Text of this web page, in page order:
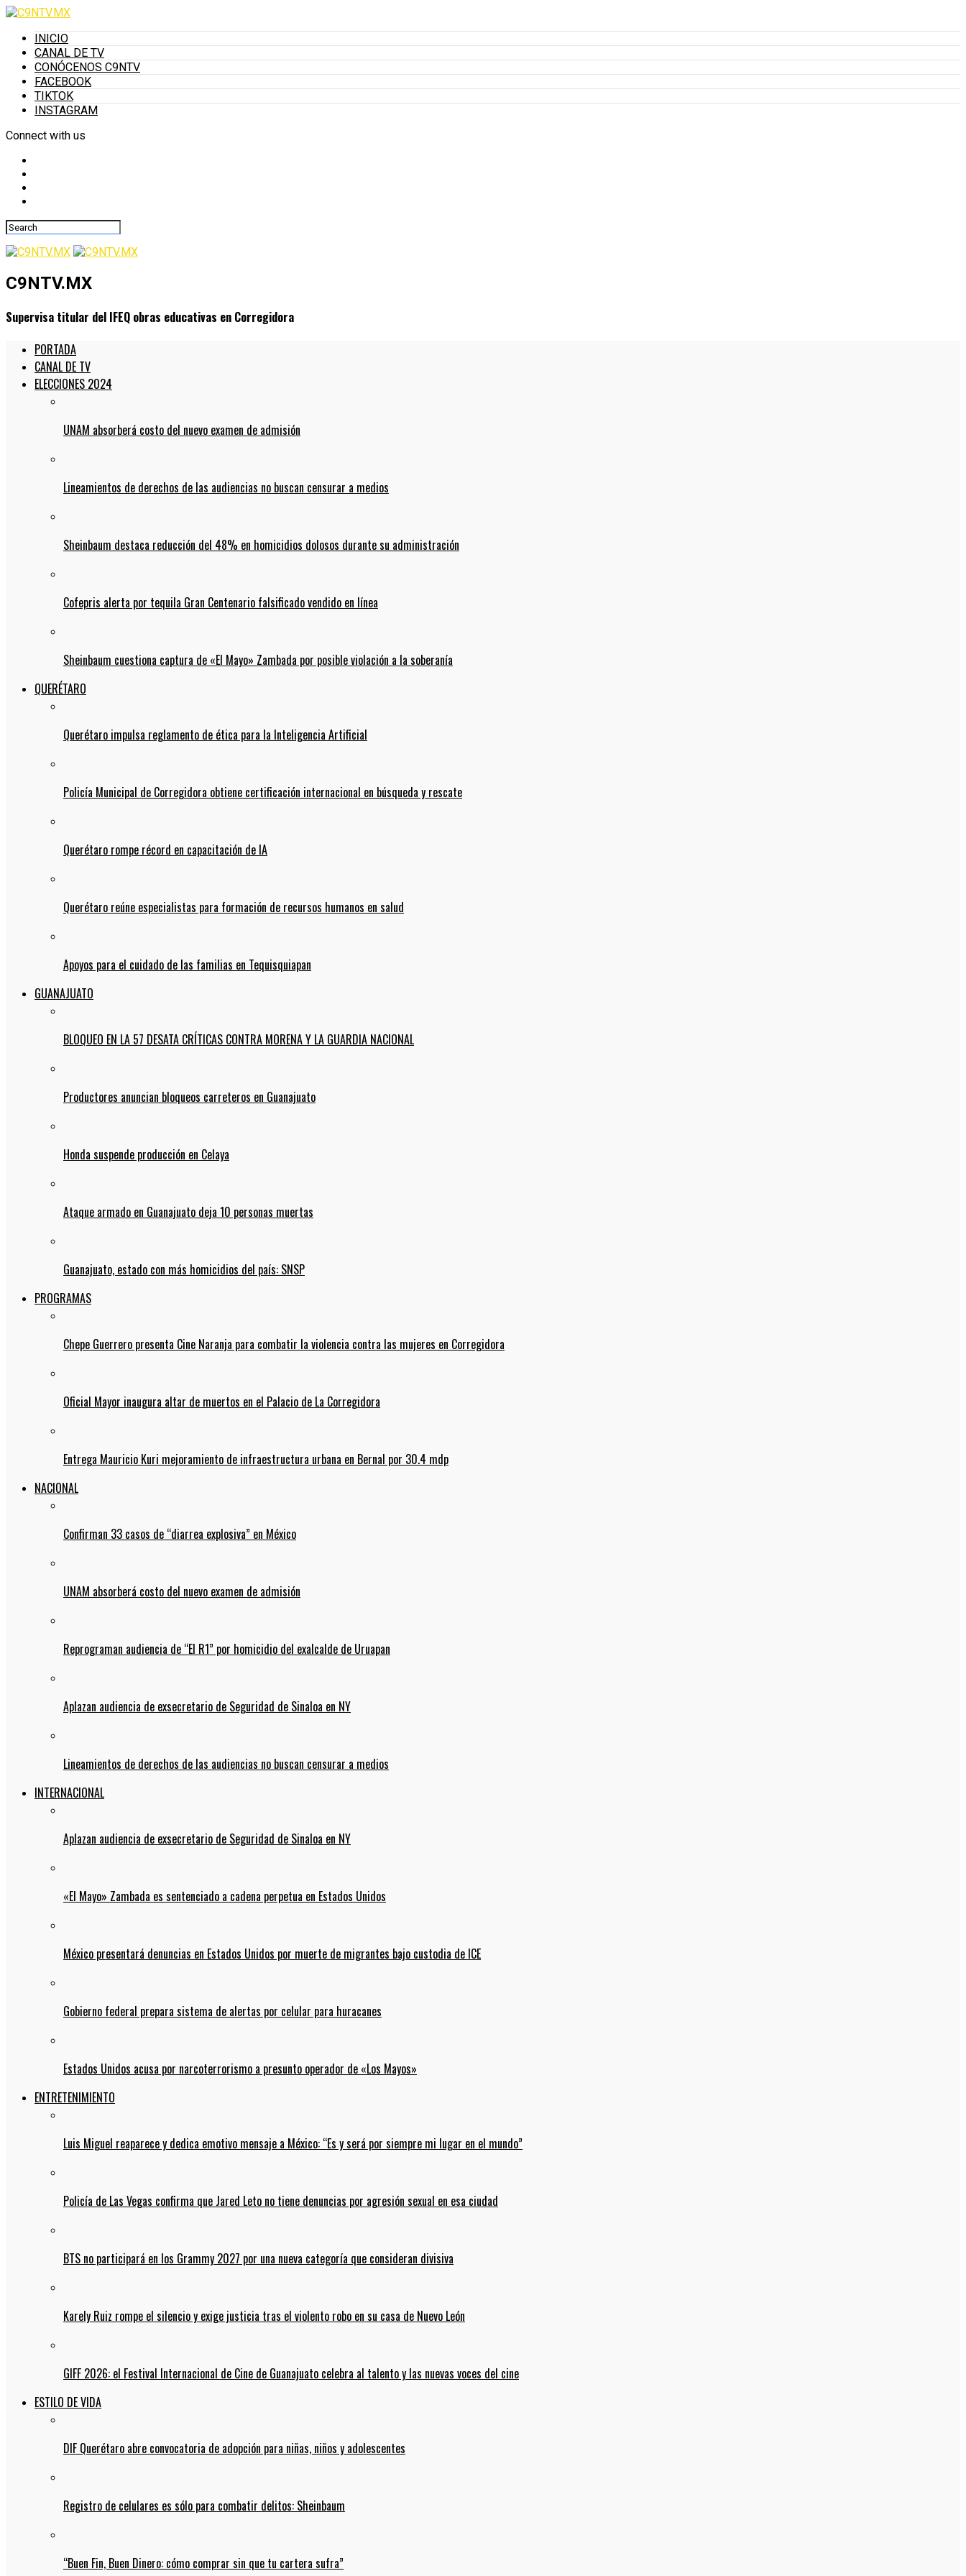
INICIO
CANAL DE TV
CONÓCENOS C9NTV
FACEBOOK
TIKTOK
INSTAGRAM
Connect with us
C9NTV.MX
Supervisa titular del IFEQ obras educativas en Corregidora
PORTADA
CANAL DE TV
ELECCIONES 2024
UNAM absorberá costo del nuevo examen de admisión
Lineamientos de derechos de las audiencias no buscan censurar a medios
Sheinbaum destaca reducción del 48% en homicidios dolosos durante su administración
Cofepris alerta por tequila Gran Centenario falsificado vendido en línea
Sheinbaum cuestiona captura de «El Mayo» Zambada por posible violación a la soberanía
QUERÉTARO
Querétaro impulsa reglamento de ética para la Inteligencia Artificial
Policía Municipal de Corregidora obtiene certificación internacional en búsqueda y rescate
Querétaro rompe récord en capacitación de IA
Querétaro reúne especialistas para formación de recursos humanos en salud
Apoyos para el cuidado de las familias en Tequisquiapan
GUANAJUATO
BLOQUEO EN LA 57 DESATA CRÍTICAS CONTRA MORENA Y LA GUARDIA NACIONAL
Productores anuncian bloqueos carreteros en Guanajuato
Honda suspende producción en Celaya
Ataque armado en Guanajuato deja 10 personas muertas
Guanajuato, estado con más homicidios del país: SNSP
PROGRAMAS
Chepe Guerrero presenta Cine Naranja para combatir la violencia contra las mujeres en Corregidora
Oficial Mayor inaugura altar de muertos en el Palacio de La Corregidora
Entrega Mauricio Kuri mejoramiento de infraestructura urbana en Bernal por 30.4 mdp
NACIONAL
Confirman 33 casos de “diarrea explosiva” en México
UNAM absorberá costo del nuevo examen de admisión
Reprograman audiencia de “El R1” por homicidio del exalcalde de Uruapan
Aplazan audiencia de exsecretario de Seguridad de Sinaloa en NY
Lineamientos de derechos de las audiencias no buscan censurar a medios
INTERNACIONAL
Aplazan audiencia de exsecretario de Seguridad de Sinaloa en NY
«El Mayo» Zambada es sentenciado a cadena perpetua en Estados Unidos
México presentará denuncias en Estados Unidos por muerte de migrantes bajo custodia de ICE
Gobierno federal prepara sistema de alertas por celular para huracanes
Estados Unidos acusa por narcoterrorismo a presunto operador de «Los Mayos»
ENTRETENIMIENTO
Luis Miguel reaparece y dedica emotivo mensaje a México: “Es y será por siempre mi lugar en el mundo”
Policía de Las Vegas confirma que Jared Leto no tiene denuncias por agresión sexual en esa ciudad
BTS no participará en los Grammy 2027 por una nueva categoría que consideran divisiva
Karely Ruiz rompe el silencio y exige justicia tras el violento robo en su casa de Nuevo León
GIFF 2026: el Festival Internacional de Cine de Guanajuato celebra al talento y las nuevas voces del cine
ESTILO DE VIDA
DIF Querétaro abre convocatoria de adopción para niñas, niños y adolescentes
Registro de celulares es sólo para combatir delitos: Sheinbaum
“Buen Fin, Buen Dinero: cómo comprar sin que tu cartera sufra”